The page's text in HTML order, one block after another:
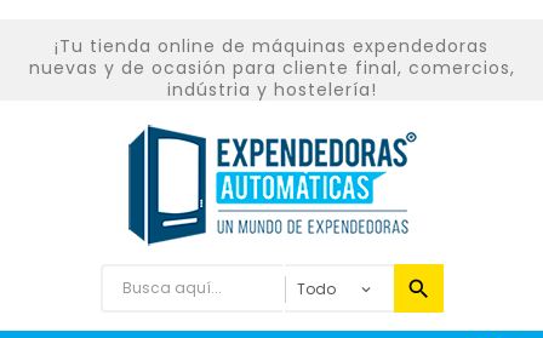
¡Tu tienda online de máquinas expendedoras
nuevas y de ocasión para cliente final, comercios,
indústria y hostelería!